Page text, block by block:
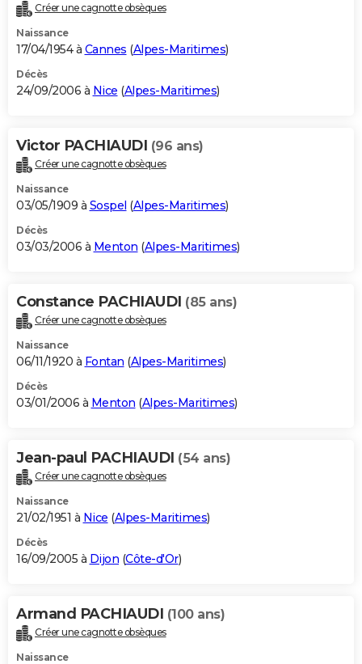
Créer une cagnotte obsèques
Naissance
17/04/1954 à Cannes (Alpes-Maritimes)
Décès
24/09/2006 à Nice (Alpes-Maritimes)
Victor PACHIAUDI (96 ans)
Créer une cagnotte obsèques
Naissance
03/05/1909 à Sospel (Alpes-Maritimes)
Décès
03/03/2006 à Menton (Alpes-Maritimes)
Constance PACHIAUDI (85 ans)
Créer une cagnotte obsèques
Naissance
06/11/1920 à Fontan (Alpes-Maritimes)
Décès
03/01/2006 à Menton (Alpes-Maritimes)
Jean-paul PACHIAUDI (54 ans)
Créer une cagnotte obsèques
Naissance
21/02/1951 à Nice (Alpes-Maritimes)
Décès
16/09/2005 à Dijon (Côte-d'Or)
Armand PACHIAUDI (100 ans)
Créer une cagnotte obsèques
Naissance